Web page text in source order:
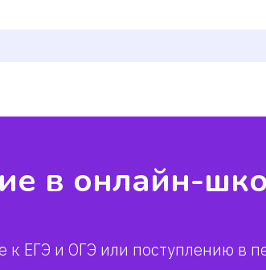
в онлайн-
ЕГЭ и ОГЭ или поступлению в